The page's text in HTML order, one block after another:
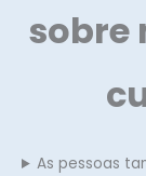
sobre
As pessoas